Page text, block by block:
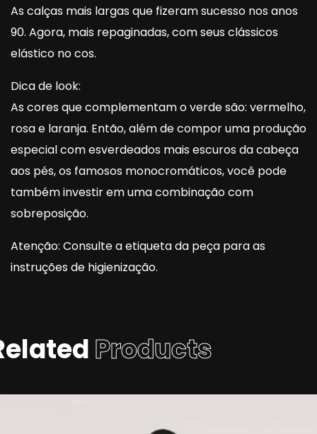
As calças mais largas que fizeram sucesso nos anos
90. Agora, mais repaginadas, com seus clássicos
elástico no cos.
Dica de look:
As cores que complementam o verde são: vermelho,
rosa e laranja. Então, além de compor uma produção
especial com esverdeados mais escuros da cabeça
aos pés, os famosos monocromáticos, você pode
também investir em uma combinação com
sobreposição.
Atenção: Consulte a etiqueta da peça para as
instruções de higienização.
Products